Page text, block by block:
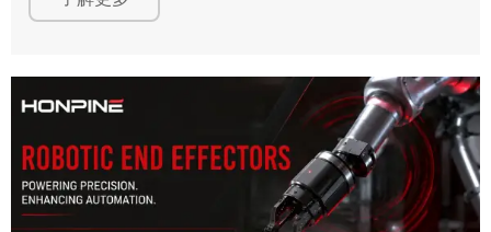
对具身智能的发展速度、成本曲线和产业地理格局具有重要影